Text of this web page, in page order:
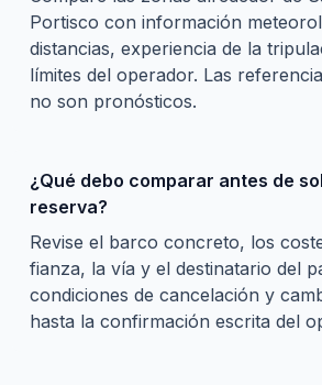
Portisco con información
distancias, experiencia de la
límites del operador. Las
no son pronósticos.
¿Qué debo comparar antes de
reserva?
Revise el barco concreto, los
fianza, la vía y el destinatario del
condiciones de cancelación y
hasta la confirmación escrita del